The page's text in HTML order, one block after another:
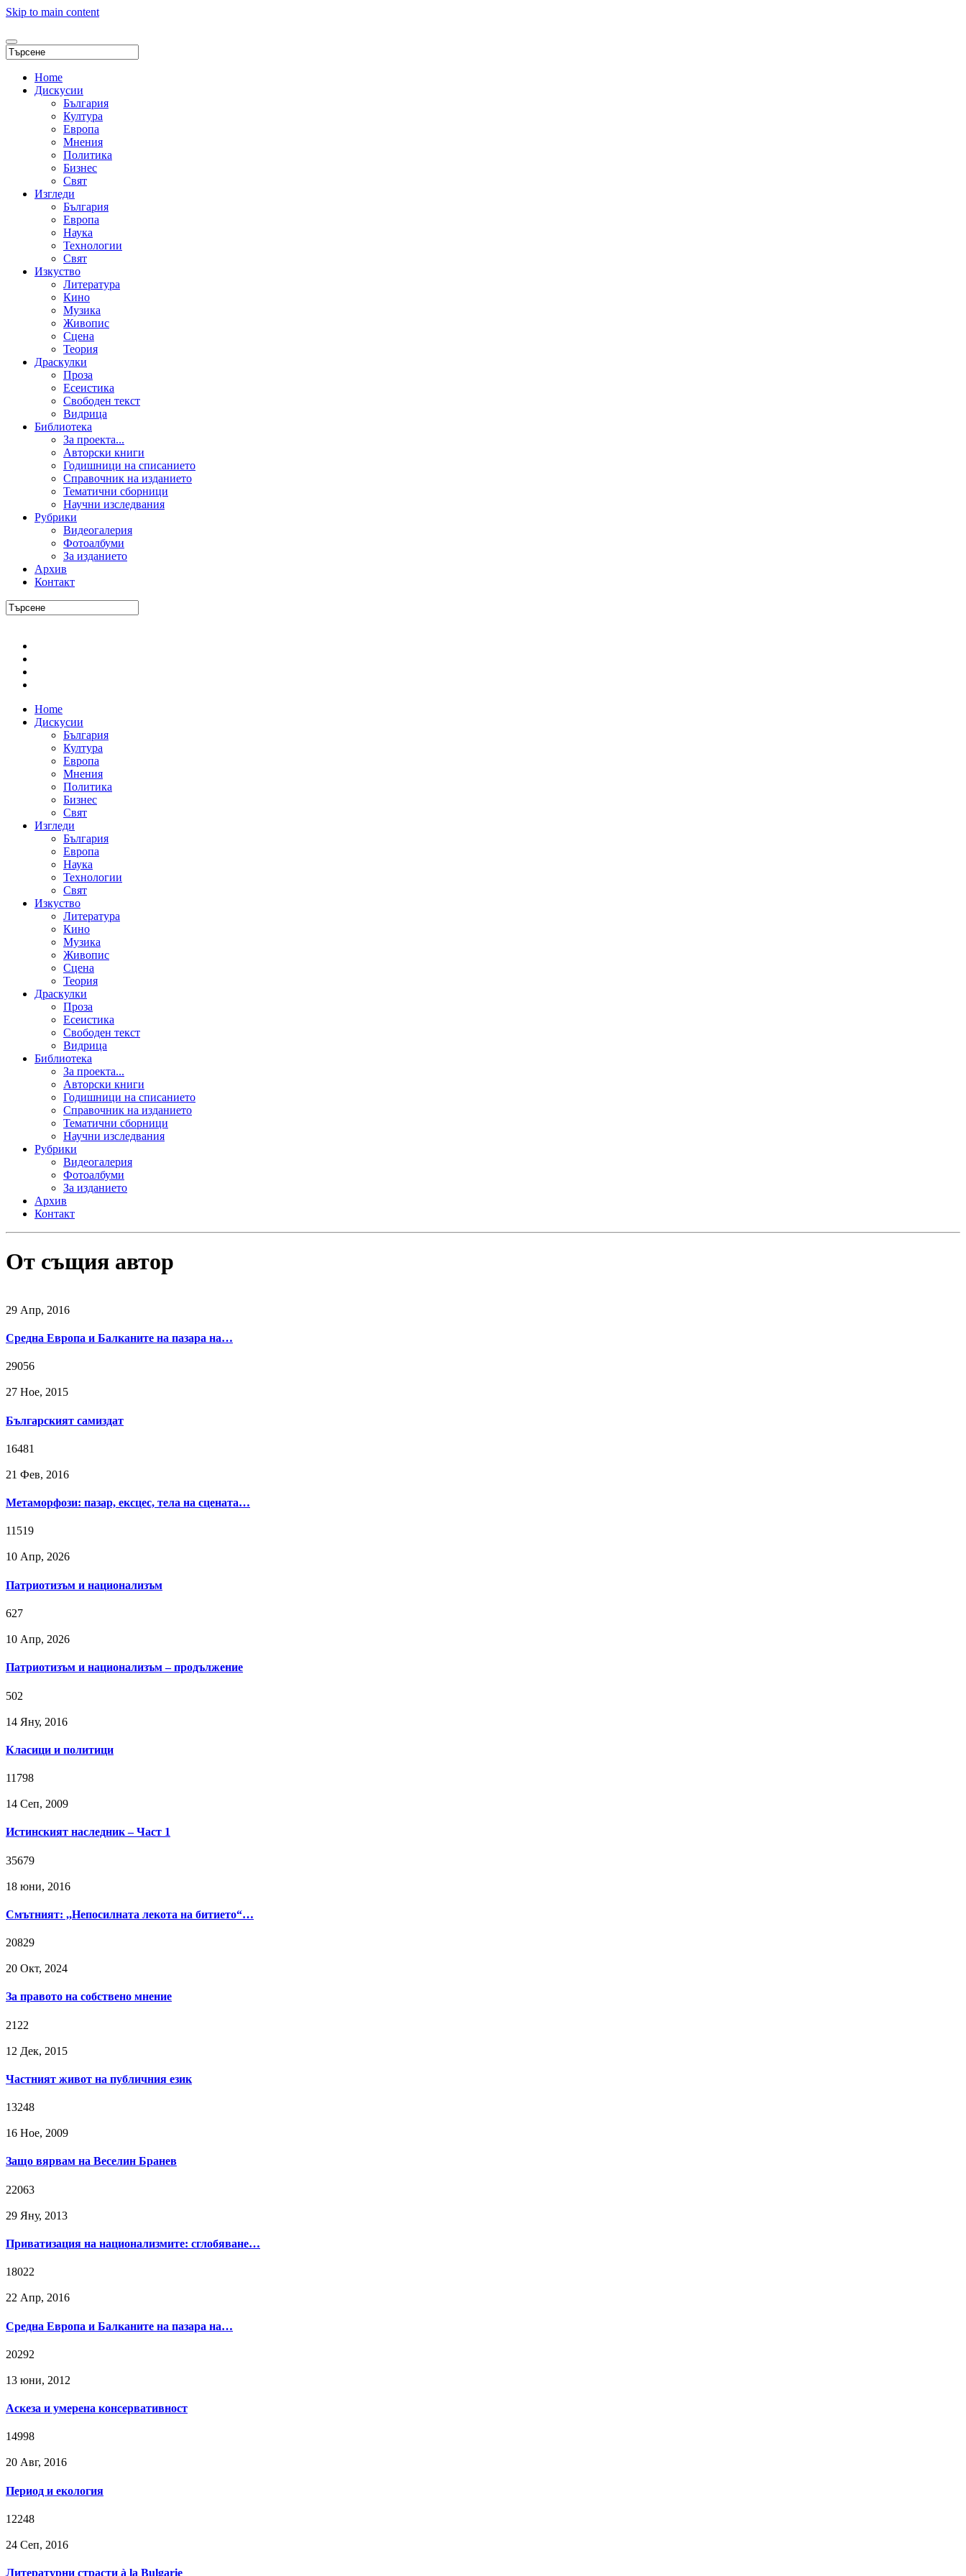
Skip to main content
Home
Дискусии
България
Култура
Европа
Мнения
Политика
Бизнес
Свят
Изгледи
България
Европа
Наука
Технологии
Свят
Изкуство
Литература
Кино
Музика
Живопис
Сцена
Теория
Драскулки
Проза
Есеистика
Свободен текст
Видрица
Библиотека
За проекта...
Авторски книги
Годишници на списанието
Справочник на изданието
Тематични сборници
Научни изследвания
Рубрики
Видеогалерия
Фотоалбуми
За изданието
Архив
Контакт
Home
Дискусии
България
Култура
Европа
Мнения
Политика
Бизнес
Свят
Изгледи
България
Европа
Наука
Технологии
Свят
Изкуство
Литература
Кино
Музика
Живопис
Сцена
Теория
Драскулки
Проза
Есеистика
Свободен текст
Видрица
Библиотека
За проекта...
Авторски книги
Годишници на списанието
Справочник на изданието
Тематични сборници
Научни изследвания
Рубрики
Видеогалерия
Фотоалбуми
За изданието
Архив
Контакт
От същия автор
29 Апр, 2016
Средна Европа и Балканите на пазара на…
29056
27 Ное, 2015
Българският самиздат
16481
21 Фев, 2016
Метаморфози: пазар, ексцес, тела на сцената…
11519
10 Апр, 2026
Патриотизъм и национализъм
627
10 Апр, 2026
Патриотизъм и национализъм – продължение
502
14 Яну, 2016
Класици и политици
11798
14 Сeп, 2009
Истинският наследник – Част 1
35679
18 юни, 2016
Смътният: ,,Непосилната лекота на битието“…
20829
20 Окт, 2024
За правото на собствено мнение
2122
12 Дек, 2015
Частният живот на публичния език
13248
16 Ное, 2009
Защо вярвам на Веселин Бранев
22063
29 Яну, 2013
Приватизация на национализмите: сглобяване…
18022
22 Апр, 2016
Средна Европа и Балканите на пазара на…
20292
13 юни, 2012
Аскеза и умерена консервативност
14998
20 Авг, 2016
Период и екология
12248
24 Сeп, 2016
Литературни страсти à la Bulgarie